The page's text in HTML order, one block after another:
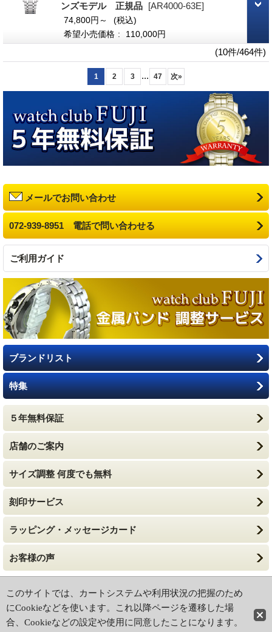
ンズモデル 正規品 [AR4000-63E]
74,800円～
(税込)
希望小売価格 : 110,000円
(10件/464件)
1 2 3 ... 47 次»
メールでお問い合わせ
072-939-8951 電話で問い合わせる
ご利用ガイド
ブランドリスト
特集
５年無料保証
店舗のご案内
サイズ調整 何度でも無料
刻印サービス
ラッピング・メッセージカード
お客様の声
ホーム | ショッピングカート
特定商取引法に基づく表記 | ご利用ガイド
PCサイト
このサイトでは、カートシステムや利用状況の把握のため
にCookieなどを使います。これ以降ページを遷移した場
合、Cookieなどの設定や使用に同意したことになります。